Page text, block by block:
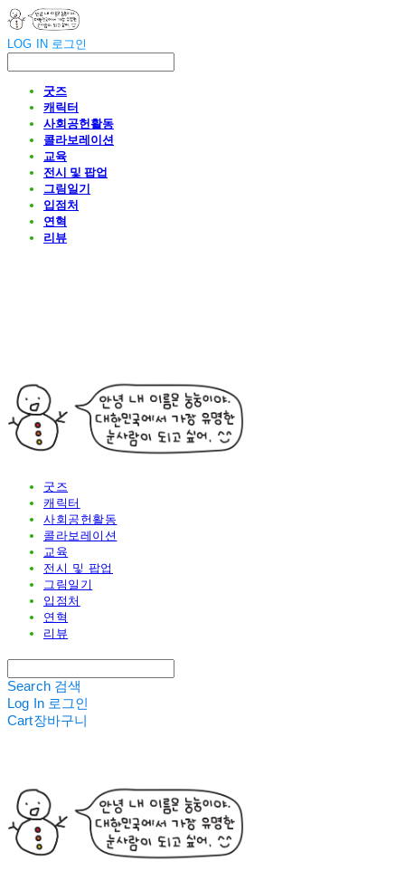
LOG IN 로그인
굿즈
캐릭터
사회공헌활동
콜라보레이션
교육
전시 및 팝업
그림일기
입점처
연혁
리뷰
굿즈
캐릭터
사회공헌활동
콜라보레이션
교육
전시 및 팝업
그림일기
입점처
연혁
리뷰
Search 검색
Log In 로그인
Cart장바구니